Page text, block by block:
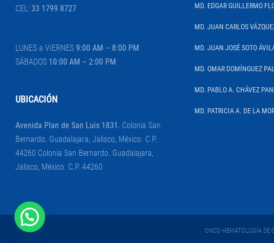
CEL: 33 1799 8727
LUNES a VIERNES 9:00 AM – 8:00 PM
SÁBADOS 10:00 AM – 2:00 PM
UBICACIÓN
Avenida Plan de San Luis 1831. Colonia San
Bernardo. Guadalajara, Jalisco, México. C.P.
44260 Colonia San Bernardo. Guadalajara,
Jalisco, México. C.P. 44260
MD. EDGAR GUILLERMO
MD. JUAN CARLOS
MD. JUAN JOSÉ SOTO
MD. OMAR DOMÍNGUEZ
MD. PABLO A. CHÁVEZ
MD. PATRICIA A. DE LA
ONCO HEMATOLOGÍA DE